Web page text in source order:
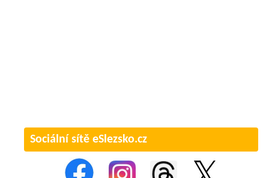
Sociální sítě eSlezsko.cz